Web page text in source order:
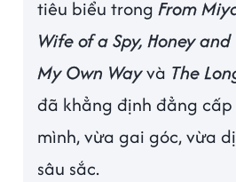
tiêu biểu trongFrom
Wife of a Spy, Honey
My Own Wayvà The
đã khẳng định đẳng
mình, vừa gai góc, vừa
sâu sắc.